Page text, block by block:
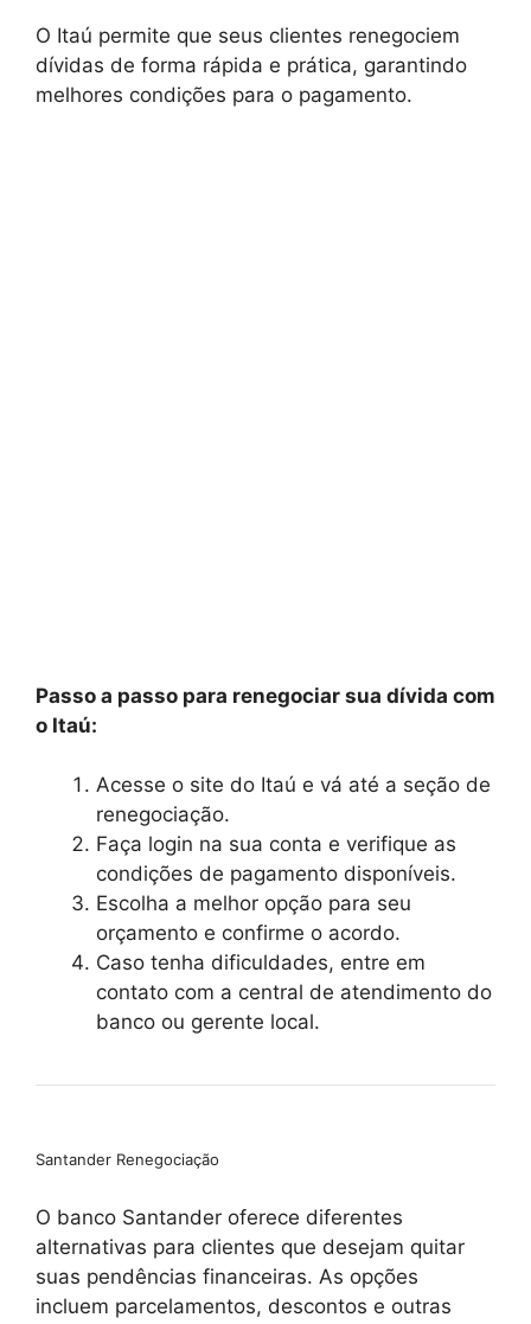
O Itaú permite que seus clientes renegociem
dívidas de forma rápida e prática, garantindo
melhores condições para o pagamento.
Passo a passo para renegociar sua dívida com
o Itaú:
Acesse o site do Itaú e vá até a seção de
renegociação.
Faça login na sua conta e verifique as
condições de pagamento disponíveis.
Escolha a melhor opção para seu
orçamento e confirme o acordo.
Caso tenha dificuldades, entre em
contato com a central de atendimento do
banco ou gerente local.
Santander Renegociação
O banco Santander oferece diferentes
alternativas para clientes que desejam quitar
suas pendências financeiras. As opções
incluem parcelamentos, descontos e outras